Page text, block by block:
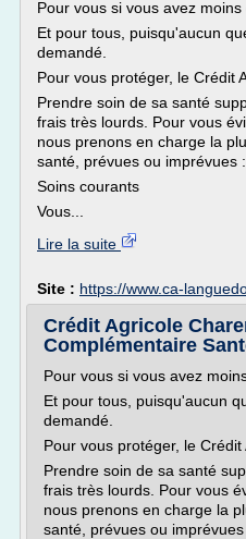
Pour vous si vous avez moins
Et pour tous, puisqu'aucun
demandé.
Pour vous protéger, le Crédit
Prendre soin de sa santé
frais très lourds. Pour vous
nous prenons en charge la
santé, prévues ou imprévues :
Soins courants
Vous...
Lire la suite
Site : https://www.ca-
Crédit Agricole
Complémentaire
Pour vous si vous avez
Et pour tous, puisqu'aucun
demandé.
Pour vous protéger, le
Prendre soin de sa santé
frais très lourds. Pour vous
nous prenons en charge la
santé, prévues ou imprévues